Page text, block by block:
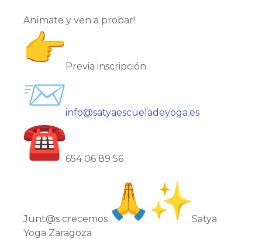
Anímate y ven a probar!
Previa inscripción
info@satyaescueladeyoga.es
654 06 89 56
Junt@s crecemos
️Satya
Yoga Zaragoza